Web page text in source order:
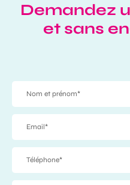
et il nous donne
Nous
pour ses analyses
Demandez
et sans